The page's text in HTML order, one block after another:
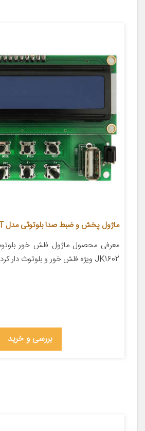
ماژول پخش و ضبط صدا بلوتوثی مدل JK1602BT
JK1602 ویژه فلش خور و بلوتوث دار کردن انواع ضبط […]
بررسی و خرید